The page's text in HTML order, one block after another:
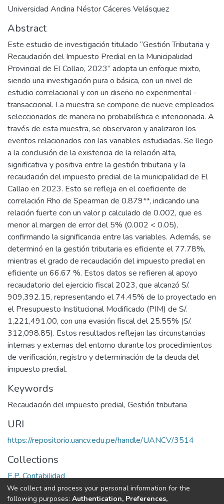
Universidad Andina Néstor Cáceres Velásquez
Abstract
Este estudio de investigación titulado “Gestión Tributaria y
Recaudación del Impuesto Predial en la Municipalidad
Provincial de El Collao, 2023” adopta un enfoque mixto,
siendo una investigación pura o básica, con un nivel de
estudio correlacional y con un diseño no experimental -
transaccional. La muestra se compone de nueve empleados
seleccionados de manera no probabilística e intencionada. A
través de esta muestra, se observaron y analizaron los
eventos relacionados con las variables estudiadas. Se llego
a la conclusión de la existencia de la relación alta,
significativa y positiva entre la gestión tributaria y la
recaudación del impuesto predial de la municipalidad de El
Callao en 2023. Esto se refleja en el coeficiente de
correlación Rho de Spearman de 0.879**, indicando una
relación fuerte con un valor p calculado de 0.002, que es
menor al margen de error del 5% (0.002 < 0.05),
confirmando la significancia entre las variables. Además, se
determinó en la gestión tributaria es eficiente el 77.78%,
mientras el grado de recaudación del impuesto predial en
eficiente un 66.67 %. Estos datos se refieren al apoyo
recaudatorio del ejercicio fiscal 2023, que alcanzó S/.
909,392.15, representando el 74.45% de lo proyectado en
el Presupuesto Institucional Modificado (PIM) de S/.
1,221,491.00, con una evasión fiscal del 25.55% (S/.
312,098.85). Estos resultados reflejan las circunstancias
internas y externas del entorno durante los procedimientos
de verificación, registro y determinación de la deuda del
impuesto predial.
Keywords
Recaudación del impuesto predial, Gestión tributaria
URI
https://repositorio.uancv.edu.pe/handle/UANCV/3514
Collections
E.P. Contabilidad
Full item page
We collect and process your personal information for the
following purposes: Authentication, Preferences,